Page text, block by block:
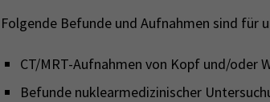
Folgende Befunde und Aufnahmen sind für
CT/MRT-Aufnahmen von Kopf und/oder
Befunde nuklearmedizinischer